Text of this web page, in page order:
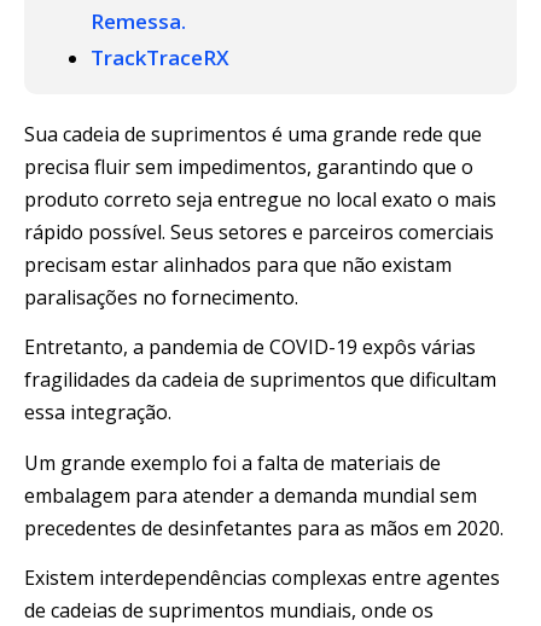
Remessa.
TrackTraceRX
Sua cadeia de suprimentos é uma grande rede que
precisa fluir sem impedimentos, garantindo que o
produto correto seja entregue no local exato o mais
rápido possível. Seus setores e parceiros comerciais
precisam estar alinhados para que não existam
paralisações no fornecimento.
Entretanto, a pandemia de COVID-19 expôs várias
fragilidades da cadeia de suprimentos que dificultam
essa integração.
Um grande exemplo foi a falta de materiais de
embalagem para atender a demanda mundial sem
precedentes de desinfetantes para as mãos em 2020.
Existem interdependências complexas entre agentes
de cadeias de suprimentos mundiais, onde os